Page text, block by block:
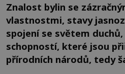
Znalost bylin se
vlastnostmi, stavy
spojení se světem
schopností, které jsou
přírodních národů, tedy